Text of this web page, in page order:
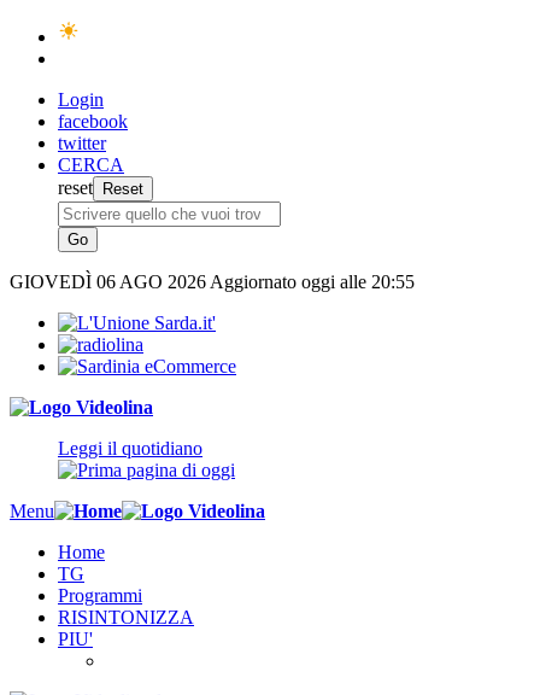
Login
facebook
twitter
CERCA
reset
GIOVEDÌ 06 AGO 2026 Aggiornato oggi alle 20:55
Leggi il quotidiano
Menu
Home
TG
Programmi
RISINTONIZZA
PIU'